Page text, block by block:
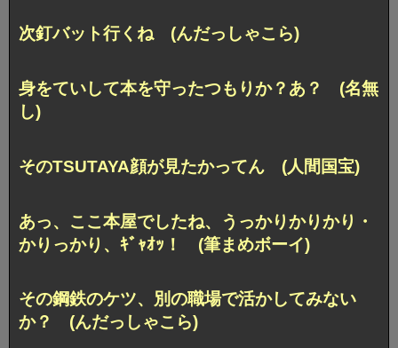
次釘バット行くね (んだっしゃこら)
身をていして本を守ったつもりか？あ？ (名無
し)
そのTSUTAYA顔が見たかってん (人間国宝)
あっ、ここ本屋でしたね、うっかりかりかり・
かりっかり、ｷﾞｬｵｯ！ (筆まめボーイ)
その鋼鉄のケツ、別の職場で活かしてみない
か？ (んだっしゃこら)